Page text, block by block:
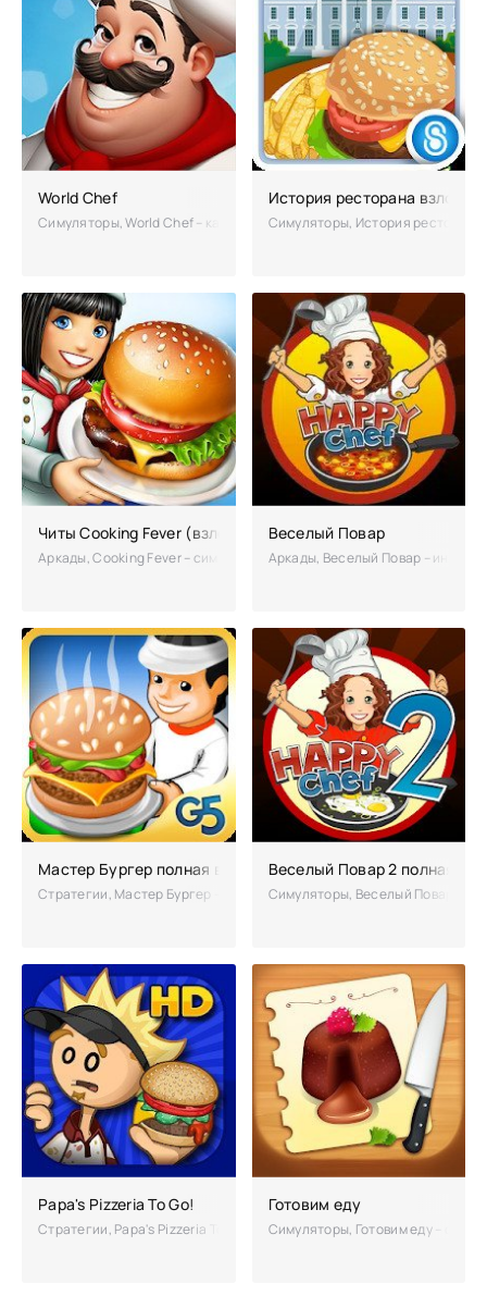
World Chef
Симуляторы, World Chef – качественный симулятор с игровым
История ресторана
Симуляторы, История ресторана
Читы Cooking Fever (взломанный)
Аркады, Cooking Fever – симулятор ресторана, в котором вам
Веселый Повар
Аркады, Веселый Повар –
Мастер Бургер полная взломанная версия
Стратегии, Мастер Бургер – отличная стратегия из мира
Веселый Повар 2 полная
Симуляторы, Веселый Повар 2 –
Papa's Pizzeria To Go!
Стратегии, Papa's Pizzeria To Go! – гастрономическая игра.
Готовим еду
Симуляторы, Готовим еду –